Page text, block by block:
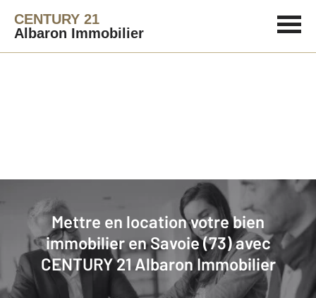
CENTURY 21
Albaron Immobilier
Mettre en location votre bien
immobilier en Savoie (73) avec
CENTURY 21 Albaron Immobilier
Agence immobilière
Faites estimer gratuitement votre
bien en location
Concernant votre bien